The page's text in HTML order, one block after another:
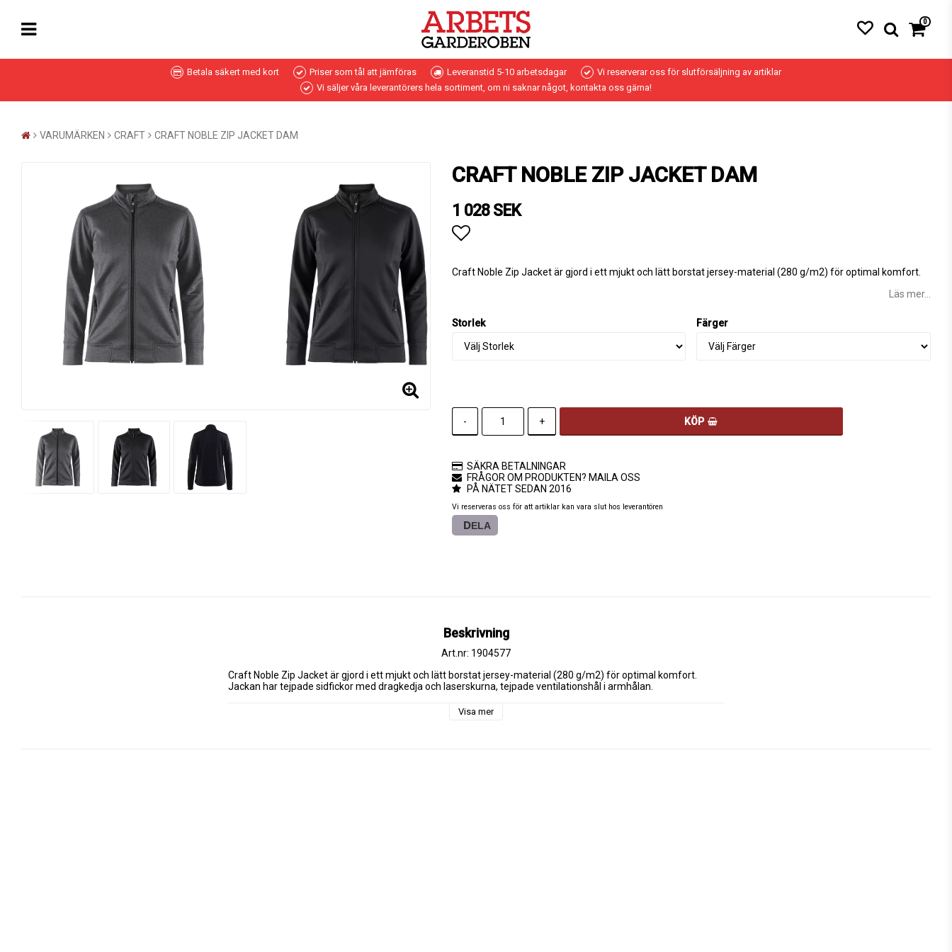
0
Din varukorg är tom
Betala säkert med kort Priser som tål att jämföras Leveranstid 5-10 arbetsdagar
Vi reserverar oss för slutförsäljning av artiklar
Vi säljer våra leverantörers hela sortiment, om ni saknar något, kontakta oss gärna!
VARUMÄRKEN CRAFT CRAFT NOBLE ZIP JACKET DAM
CRAFT NOBLE ZIP JACKET DAM
1 028 SEK
Craft Noble Zip Jacket är gjord i ett mjukt och lätt borstat jersey-material (280 g/m2) för optimal komfort.
Läs mer...
Storlek Färger
- + KÖP
SÄKRA BETALNINGAR
FRÅGOR OM PRODUKTEN? MAILA OSS
PÅ NÄTET SEDAN 2016
Vi reserveras oss för att artiklar kan vara slut hos leverantören
DELA
Beskrivning
Art.nr: 1904577
Craft Noble Zip Jacket är gjord i ett mjukt och lätt borstat jersey-material (280 g/m2) för optimal komfort.
Jackan har tejpade sidfickor med dragkedja och laserskurna, tejpade ventilationshål i armhålan.
Visa mer